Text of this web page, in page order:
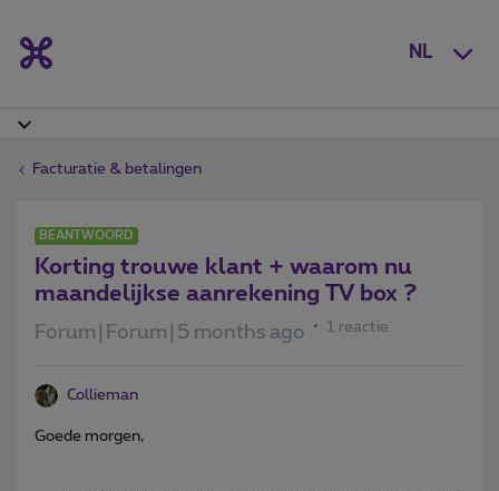
NL
Facturatie & betalingen
BEANTWOORD
Korting trouwe klant + waarom nu
maandelijkse aanrekening TV box ?
Forum|Forum|5 months ago 1 reactie
Collieman
Goede morgen,